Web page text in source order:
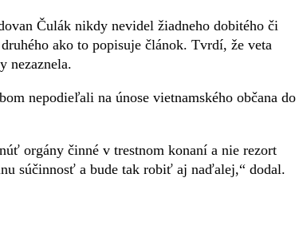
Čulák nikdy nevidel žiadneho dobitého či
ako to popisuje článok. Tvrdí, že veta
nezaznela.
nepodieľali na únose vietnamského občana do
orgány činné v trestnom konaní a nie rezort
súčinnosť a bude tak robiť aj naďalej,“ dodal.